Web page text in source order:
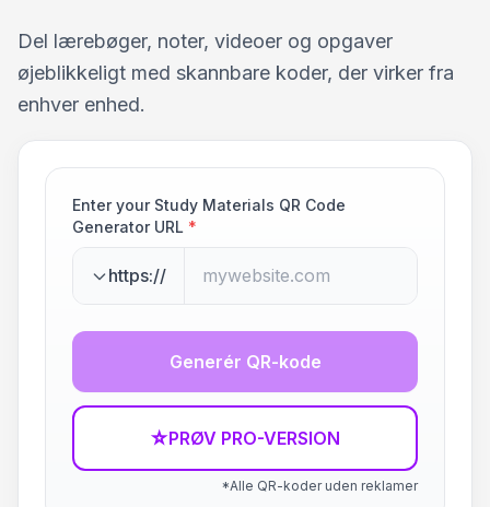
Del lærebøger, noter, videoer og opgaver
øjeblikkeligt med skannbare koder, der virker fra
enhver enhed.
Enter your Study Materials QR Code
Generator URL *
https://
Generér QR-kode
☆PRØV PRO-VERSION
*Alle QR-koder uden reklamer